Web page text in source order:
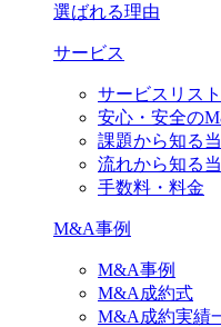
選ばれる理由
サービス
サービスリスト
安心・安全の
課題から知る
流れから知る
手数料・料金
M&A事例
M&A事例
M&A成約式
M&A成約実績